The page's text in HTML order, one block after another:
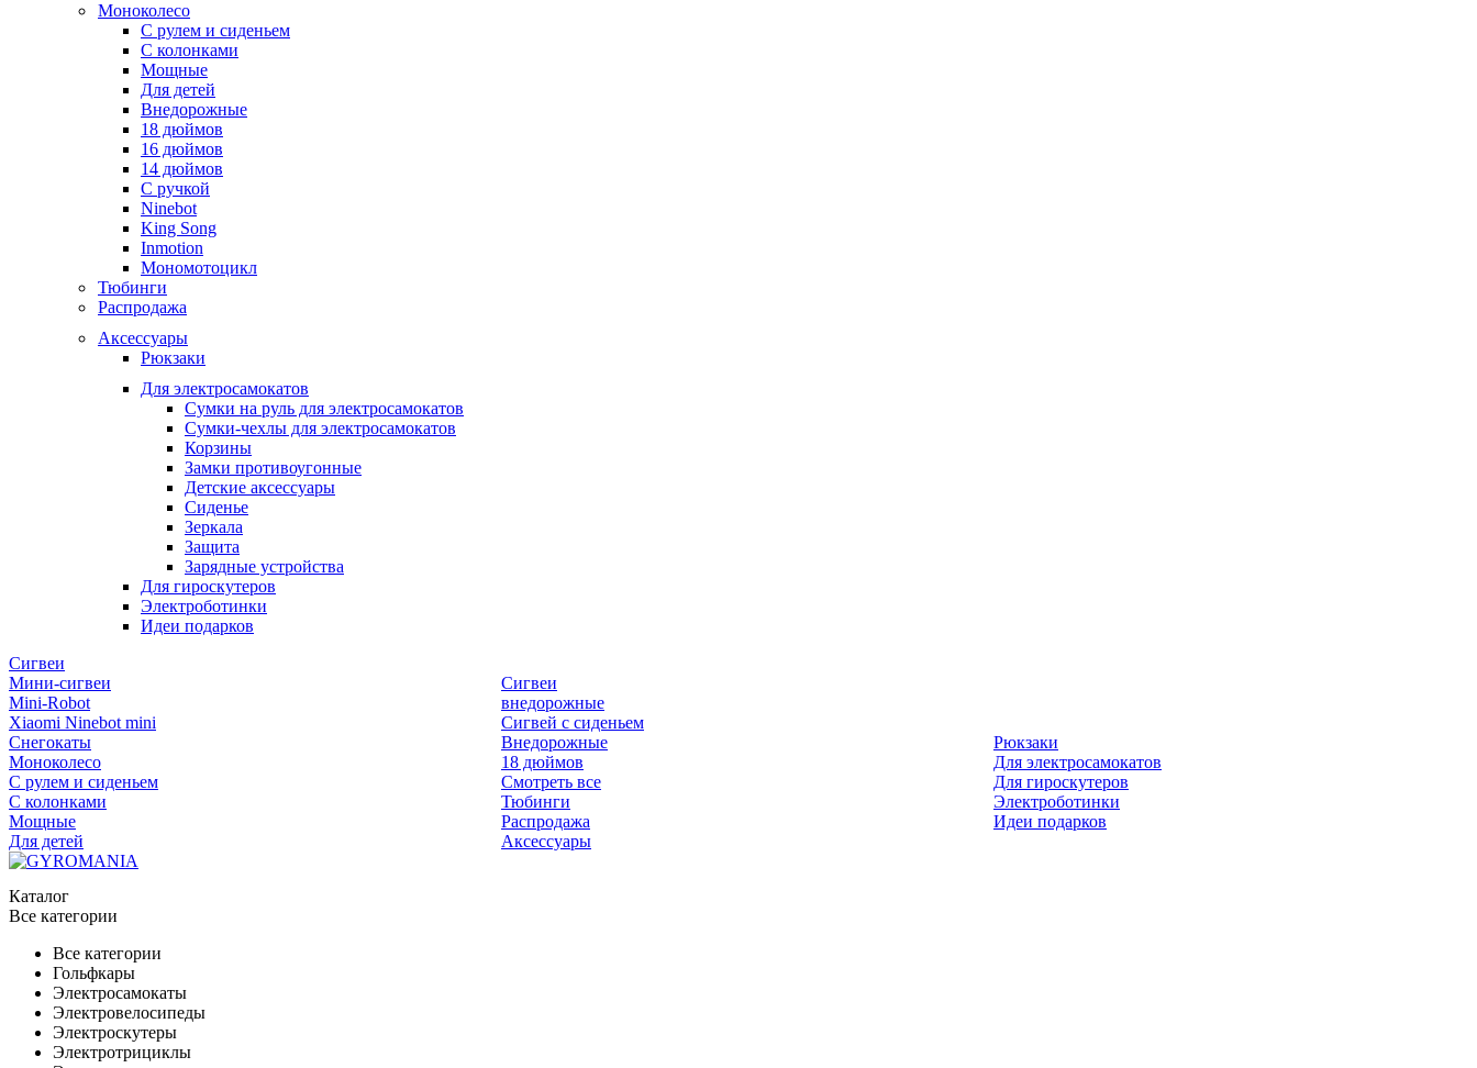
Моноколесо
С рулем и сиденьем
С колонками
Мощные
Для детей
Внедорожные
18 дюймов
16 дюймов
14 дюймов
С ручкой
Ninebot
King Song
Inmotion
Мономотоцикл
Тюбинги
Распродажа
Аксессуары
Рюкзаки
Для электросамокатов
Сумки на руль для электросамокатов
Сумки-чехлы для электросамокатов
Корзины
Замки противоугонные
Детские аксессуары
Сиденье
Зеркала
Защита
Зарядные устройства
Для гироскутеров
Электроботинки
Идеи подарков
Сигвеи
Мини-сигвеи
Mini-Robot
Xiaomi Ninebot mini
Сигвеи
внедорожные
Сигвей с сиденьем
Снегокаты
Моноколесо
С рулем и сиденьем
С колонками
Мощные
Для детей
Внедорожные
18 дюймов
Смотреть все
Тюбинги
Распродажа
Аксессуары
Рюкзаки
Для электросамокатов
Для гироскутеров
Электроботинки
Идеи подарков
Каталог
Все категории
Все категории
Гольфкары
Электросамокаты
Электровелосипеды
Электроскутеры
Электротрициклы